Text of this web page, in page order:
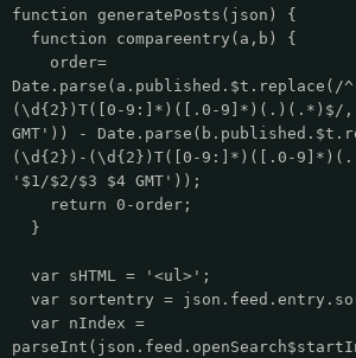
function generatePosts(json) {
function compareentry(a,b) {
order=
(\d{2})T([0-9:]*)([.0-9]*)(.)(.*)$/,
GMT')) -
(\d{2})-(\d{2})T([0-9:]*)([.0-
'$1/$2/$3 $4 GMT'));
return 0-order;
}
var sHTML = '<ul>';
var sortentry =
var nIndex =